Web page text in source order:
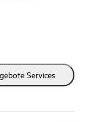
zu
und
Hewlett Packard
Services